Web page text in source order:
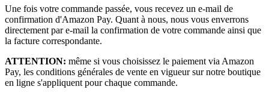
Une fois votre commande passée, vous recevez un e-mail de
confirmation d'Amazon Pay. Quant à nous, nous vous enverrons
directement par e-mail la confirmation de votre commande ainsi que
la facture correspondante.
ATTENTION: même si vous choisissez le paiement via Amazon
Pay, les conditions générales de vente en vigueur sur notre boutique
en ligne s'appliquent pour chaque commande.